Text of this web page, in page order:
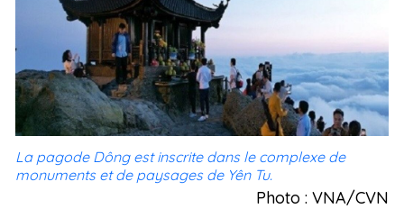
La pagode Dông est inscrite dans le complexe de
monuments et de paysages de Yên Tu.
Photo : VNA/CVN